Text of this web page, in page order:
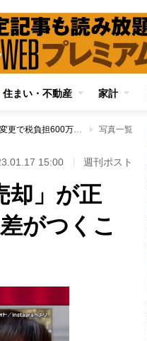
住まい・不動産 家計
相続した空き家の対処は「すぐ売却」が正解 制度変更で税負担600万円の差がつくことも 写真一覧
15:00 週刊ポスト
却」が正
がつくこ